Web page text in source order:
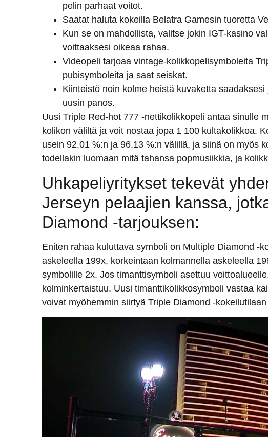
pelin parhaat voitot.
Saatat haluta kokeilla Belatra Gamesin tuoretta
Kun se on mahdollista, valitse jokin IGT-kasino
voittaaksesi oikeaa rahaa.
Videopeli tarjoaa vintage-kolikkopelisymboleita
pubisymboleita ja saat seiskat.
Kiinteistö noin kolme heistä kuvaketta
uusin panos.
Uusi Triple Red-hot 777 -nettikolikkopeli antaa sinulle
kolikon väliltä ja voit nostaa jopa 1 100 kultakolikkoa.
usein 92,01 %:n ja 96,13 %:n välillä, ja siinä on myös
todellakin luomaan mitä tahansa popmusiikkia, ja
Uhkapeliyritykset tekevät
Jerseyn pelaajien kanssa,
Diamond -tarjouksen:
Eniten rahaa kuluttava symboli on Multiple Diamond -
askeleella 199x, korkeintaan kolmannella askeleella
symbolille 2x. Jos timanttisymboli asettuu
kolminkertaistuu. Uusi timanttikolikkosymboli vastaa
voivat myöhemmin siirtyä Triple Diamond -